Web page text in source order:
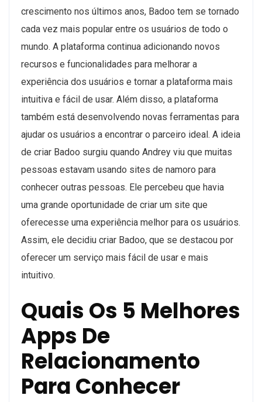
crescimento nos últimos anos, Badoo tem se tornado
cada vez mais popular entre os usuários de todo o
mundo. A plataforma continua adicionando novos
recursos e funcionalidades para melhorar a
experiência dos usuários e tornar a plataforma mais
intuitiva e fácil de usar. Além disso, a plataforma
também está desenvolvendo novas ferramentas para
ajudar os usuários a encontrar o parceiro ideal. A ideia
de criar Badoo surgiu quando Andrey viu que muitas
pessoas estavam usando sites de namoro para
conhecer outras pessoas. Ele percebeu que havia
uma grande oportunidade de criar um site que
oferecesse uma experiência melhor para os usuários.
Assim, ele decidiu criar Badoo, que se destacou por
oferecer um serviço mais fácil de usar e mais
intuitivo.
Quais Os 5 Melhores
Apps De
Relacionamento
Para Conhecer